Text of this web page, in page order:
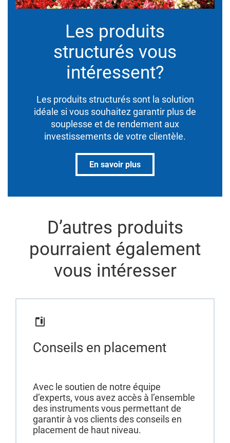
Les produits
structurés vous
intéressent?
Les produits structurés sont la solution
idéale si vous souhaitez garantir plus de
souplesse et de rendement aux
investissements de votre clientèle.
En savoir plus
D’autres produits
pourraient également
vous intéresser
Conseils en placement
Avec le soutien de notre équipe
d’experts, vous avez accès à l’ensemble
des instruments vous permettant de
garantir à vos clients des conseils en
placement de haut niveau.